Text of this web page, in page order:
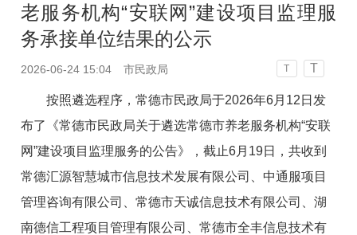
老服务机构“安联网”建设项目监理服
务承接单位结果的公示
2026-06-24 15:04 市民政局 T T
按照遴选程序，常德市民政局于2026年6月12日发
布了《常德市民政局关于遴选常德市养老服务机构“安联
网”建设项目监理服务的公告》，截止6月19日，共收到
常德汇源智慧城市信息技术发展有限公司、中通服项目
管理咨询有限公司、常德市天诚信息技术有限公司、湖
南德信工程项目管理有限公司、常德市全丰信息技术有